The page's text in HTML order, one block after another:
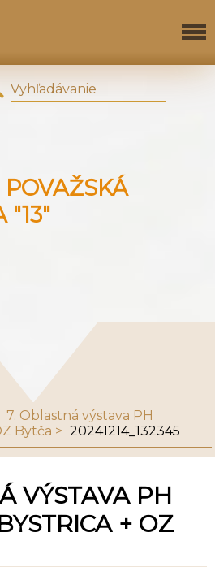
"13"
7. Oblastná výstava PH
Bytča
20241214_132345
VÝSTAVA PH
+ OZ